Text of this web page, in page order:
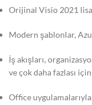
Orijinal Visio 2021
Modern şablonlar,
İş akışları,
ve çok daha fazlası
Office